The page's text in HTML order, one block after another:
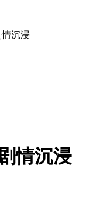
沉浸
情沉浸